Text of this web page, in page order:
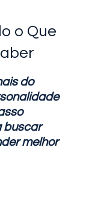
o Que
5 estrelas.
do
buscar
melhor